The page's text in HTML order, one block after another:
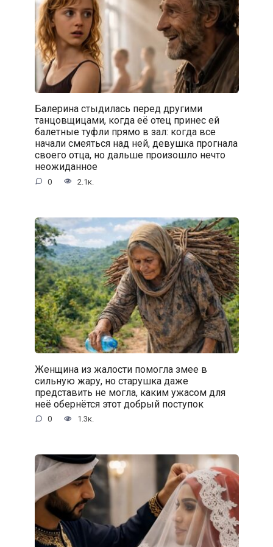
Балерина стыдилась перед другими
танцовщицами, когда её отец принес ей
балетные туфли прямо в зал: когда все
начали смеяться над ней, девушка прогнала
своего отца, но дальше произошло нечто
неожиданное
0 2.1к.
Женщина из жалости помогла змее в
сильную жару, но старушка даже
представить не могла, каким ужасом для
неё обернётся этот добрый поступок
0 1.3к.